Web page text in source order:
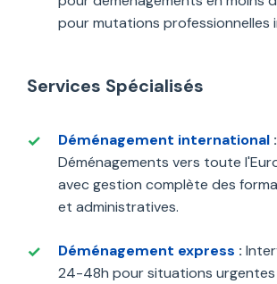
pour mutations professionnelles
Services Spécialisés
Déménagement international :
Déménagements vers toute
avec gestion complète des
et administratives.
Déménagement express :
24-48h pour situations